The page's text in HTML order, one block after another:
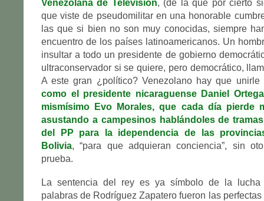
Venezolana de Televisión, (de la que por cierto
que viste de pseudomilitar en una honorable
las que si bien no son muy conocidas, siempre
encuentro de los países latinoamericanos. Un
insultar a todo un presidente de gobierno
ultraconservador si se quiere, pero democrático,
A este gran ¿político? Venezolano hay que unirle
como el presidente nicaraguense Daniel
mismísimo Evo Morales, que cada día pierde
asustando a campesinos hablándoles de
del PP para la idependencia de las
Bolivia, “para que adquieran conciencia”, sin
prueba.
La sentencia del rey es ya símbolo de la lucha
palabras de Rodríguez Zapatero fueron las